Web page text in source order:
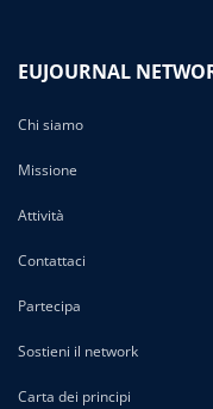
EUJOURNAL
Chi siamo
Missione
Attività
Contattaci
Partecipa
Sostieni il network
Carta dei principi